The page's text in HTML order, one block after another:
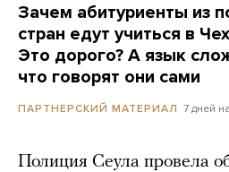
Зачем абитуриенты из
стран едут учиться в
Это дорого? А язык
что говорят они сами
ПАРТНЕРСКИЙ МАТЕРИАЛ 7 дней
Полиция Сеула провела